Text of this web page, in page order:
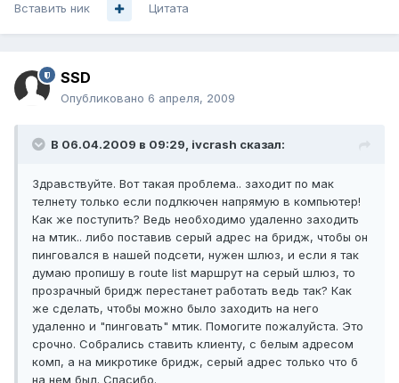
Вставить ник Цитата
SSD
Опубликовано 6 апреля, 2009
В 06.04.2009 в 09:29, ivcrash сказал:
Здравствуйте. Вот такая проблема.. заходит по мак
телнету только если подлкючен напрямую в компьютер!
Как же поступить? Ведь необходимо удаленно заходить
на мтик.. либо поставив серый адрес на бридж, чтобы он
пинговался в нашей подсети, нужен шлюз, и если я так
думаю пропишу в route list маршрут на серый шлюз, то
прозрачный бридж перестанет работать ведь так? Как
же сделать, чтобы можно было заходить на него
удаленно и "пинговать" мтик. Помогите пожалуйста. Это
срочно. Собрались ставить клиенту, с белым адресом
комп, а на микротике бридж, серый адрес только что б
на нем был. Спасибо.